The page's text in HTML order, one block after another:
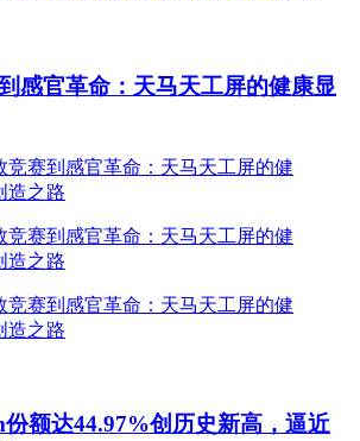
感官革命：天马天工屏的健康显
额达44.97%创历史新高，逼近